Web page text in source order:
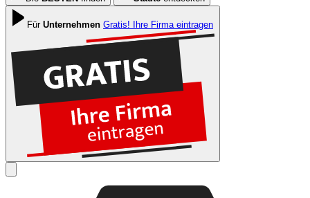
Für Unternehmen Gratis! Ihre Firma eintragen